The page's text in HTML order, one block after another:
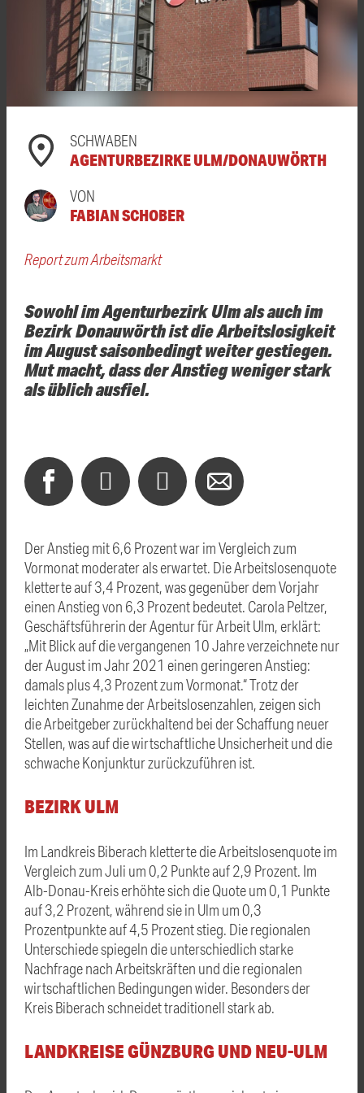
SCHWABEN
AGENTURBEZIRKE ULM/DONAUWÖRTH
VON
FABIAN SCHOBER
Report zum Arbeitsmarkt
Sowohl im Agenturbezirk Ulm als auch im
Bezirk Donauwörth ist die Arbeitslosigkeit
im August saisonbedingt weiter gestiegen.
Mut macht, dass der Anstieg weniger stark
als üblich ausfiel.
Der Anstieg mit 6,6 Prozent war im Vergleich zum
Vormonat moderater als erwartet. Die Arbeitslosenquote
kletterte auf 3,4 Prozent, was gegenüber dem Vorjahr
einen Anstieg von 6,3 Prozent bedeutet. Carola Peltzer,
Geschäftsführerin der Agentur für Arbeit Ulm, erklärt:
„Mit Blick auf die vergangenen 10 Jahre verzeichnete nur
der August im Jahr 2021 einen geringeren Anstieg:
damals plus 4,3 Prozent zum Vormonat.“Trotz der
leichten Zunahme der Arbeitslosenzahlen, zeigen sich
die Arbeitgeber zurückhaltend bei der Schaffung neuer
Stellen, was auf die wirtschaftliche Unsicherheit und die
schwache Konjunktur zurückzuführen ist.
BEZIRK ULM
Im Landkreis Biberach kletterte die Arbeitslosenquote im
Vergleich zum Juli um 0,2 Punkte auf 2,9 Prozent. Im
Alb-Donau-Kreis erhöhte sich die Quote um 0,1 Punkte
auf 3,2 Prozent, während sie in Ulm um 0,3
Prozentpunkte auf 4,5 Prozent stieg. Die regionalen
Unterschiede spiegeln die unterschiedlich starke
Nachfrage nach Arbeitskräften und die regionalen
wirtschaftlichen Bedingungen wider. Besonders der
Kreis Biberach schneidet traditionell stark ab.
LANDKREISE GÜNZBURG UND NEU-ULM